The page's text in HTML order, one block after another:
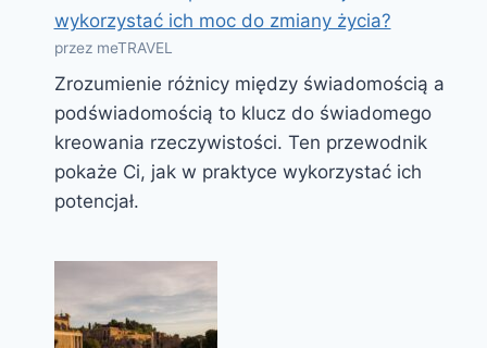
wykorzystać ich moc do zmiany życia?
przez meTRAVEL
Zrozumienie różnicy między świadomością a
podświadomością to klucz do świadomego
kreowania rzeczywistości. Ten przewodnik
pokaże Ci, jak w praktyce wykorzystać ich
potencjał.